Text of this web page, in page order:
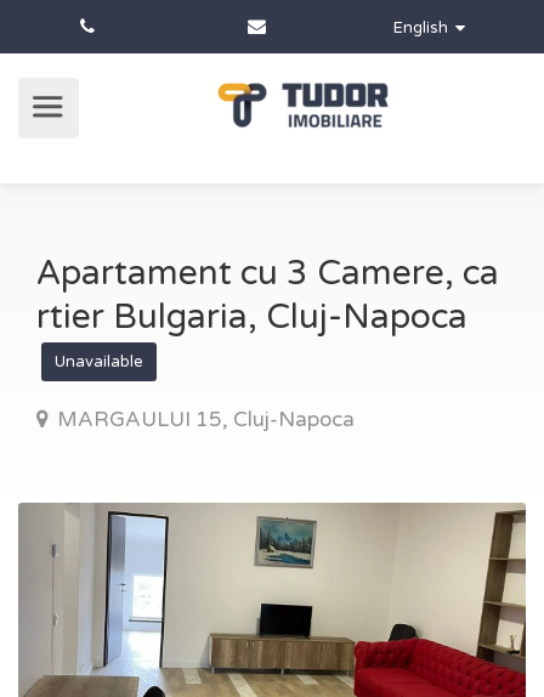
English
Apartament cu 3 Camere, ca
rtier Bulgaria, Cluj-Napoca
Unavailable
MARGAULUI 15, Cluj-Napoca